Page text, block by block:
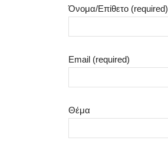
Όνομα/Επίθετο (required)
Email (required)
Θέμα